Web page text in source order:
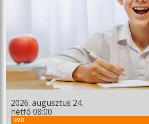
2026. augusztus 24.
hétfő 08:00
KMO